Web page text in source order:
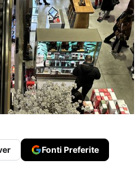
Fonti Preferite